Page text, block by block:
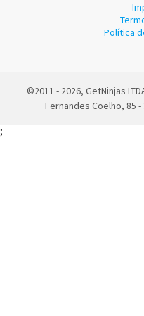
Política
©2011 - 2026, GetNinjas
Fernandes Coelho, 85 -
;